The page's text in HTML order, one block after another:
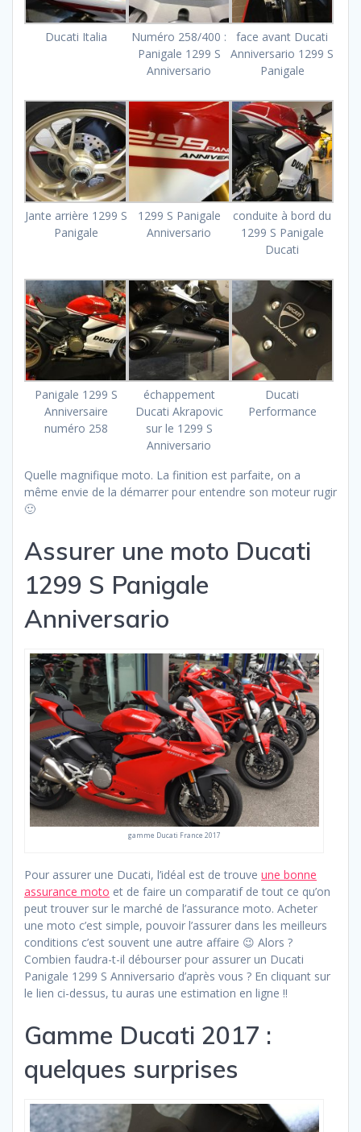
Ducati Italia
Numéro 258/400 :
Panigale 1299 S
Anniversario
face avant Ducati
Anniversario 1299 S
Panigale
Jante arrière 1299 S
Panigale
1299 S Panigale
Anniversario
conduite à bord du
1299 S Panigale
Ducati
Panigale 1299 S
Anniversaire
numéro 258
échappement
Ducati Akrapovic
sur le 1299 S
Anniversario
Ducati
Performance
Quelle magnifique moto. La finition est parfaite, on a
même envie de la démarrer pour entendre son moteur rugir
🙂
Assurer une moto Ducati
1299 S Panigale
Anniversario
gamme Ducati France 2017
Pour assurer une Ducati, l’idéal est de trouve une bonne
assurance moto et de faire un comparatif de tout ce qu’on
peut trouver sur le marché de l’assurance moto. Acheter
une moto c’est simple, pouvoir l’assurer dans les meilleurs
conditions c’est souvent une autre affaire 😉 Alors ?
Combien faudra-t-il débourser pour assurer un Ducati
Panigale 1299 S Anniversario d’après vous ? En cliquant sur
le lien ci-dessus, tu auras une estimation en ligne !!
Gamme Ducati 2017 :
quelques surprises